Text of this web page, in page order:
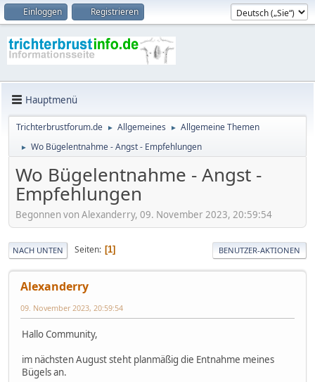
Einloggen Registrieren
Hauptmenü
Trichterbrustforum.de ► Allgemeines ► Allgemeine Themen
► Wo Bügelentnahme - Angst - Empfehlungen
Wo Bügelentnahme - Angst -
Empfehlungen
Begonnen von Alexanderry, 09. November 2023, 20:59:54
NACH UNTEN Seiten 1 BENUTZER-AKTIONEN
Alexanderry
09. November 2023, 20:59:54
Hallo Community,
im nächsten August steht planmäßig die Entnahme meines
Bügels an.